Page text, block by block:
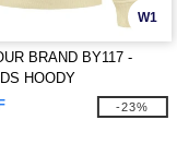
W1
BRAND BY117 -
HOODY
-23%